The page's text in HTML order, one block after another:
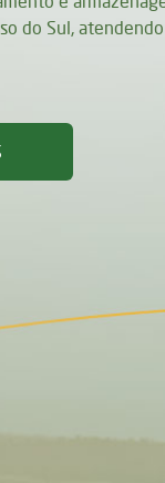
do Sul,
SOBRE A NOSSA